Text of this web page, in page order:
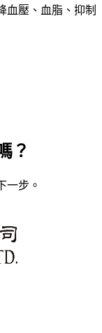
血壓、血脂、抑制
？
一步。